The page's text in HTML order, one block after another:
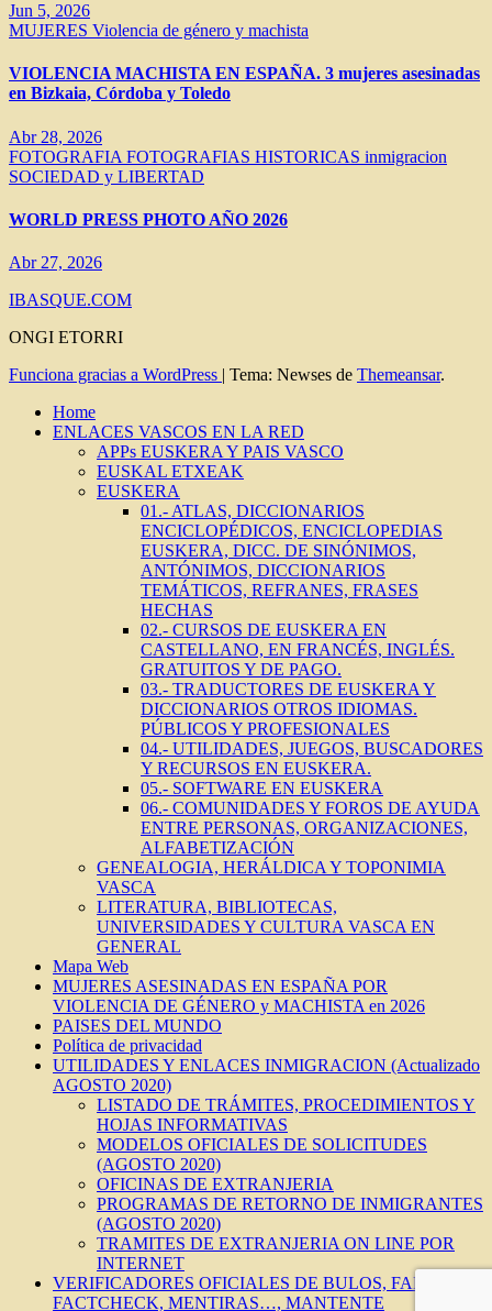
Jun 5, 2026
MUJERES Violencia de género y machista
VIOLENCIA MACHISTA EN ESPAÑA. 3 mujeres asesinadas
en Bizkaia, Córdoba y Toledo
Abr 28, 2026
FOTOGRAFIA FOTOGRAFIAS HISTORICAS inmigracion
SOCIEDAD y LIBERTAD
WORLD PRESS PHOTO AÑO 2026
Abr 27, 2026
IBASQUE.COM
ONGI ETORRI
Funciona gracias a WordPress | Tema: Newses de Themeansar.
Home
ENLACES VASCOS EN LA RED
APPs EUSKERA Y PAIS VASCO
EUSKAL ETXEAK
EUSKERA
01.- ATLAS, DICCIONARIOS
ENCICLOPÉDICOS, ENCICLOPEDIAS
EUSKERA, DICC. DE SINÓNIMOS,
ANTÓNIMOS, DICCIONARIOS
TEMÁTICOS, REFRANES, FRASES
HECHAS
02.- CURSOS DE EUSKERA EN
CASTELLANO, EN FRANCÉS, INGLÉS.
GRATUITOS Y DE PAGO.
03.- TRADUCTORES DE EUSKERA Y
DICCIONARIOS OTROS IDIOMAS.
PÚBLICOS Y PROFESIONALES
04.- UTILIDADES, JUEGOS, BUSCADORES
Y RECURSOS EN EUSKERA.
05.- SOFTWARE EN EUSKERA
06.- COMUNIDADES Y FOROS DE AYUDA
ENTRE PERSONAS, ORGANIZACIONES,
ALFABETIZACIÓN
GENEALOGIA, HERÁLDICA Y TOPONIMIA
VASCA
LITERATURA, BIBLIOTECAS,
UNIVERSIDADES Y CULTURA VASCA EN
GENERAL
Mapa Web
MUJERES ASESINADAS EN ESPAÑA POR
VIOLENCIA DE GÉNERO y MACHISTA en 2026
PAISES DEL MUNDO
Política de privacidad
UTILIDADES Y ENLACES INMIGRACION (Actualizado
AGOSTO 2020)
LISTADO DE TRÁMITES, PROCEDIMIENTOS Y
HOJAS INFORMATIVAS
MODELOS OFICIALES DE SOLICITUDES
(AGOSTO 2020)
OFICINAS DE EXTRANJERIA
PROGRAMAS DE RETORNO DE INMIGRANTES
(AGOSTO 2020)
TRAMITES DE EXTRANJERIA ON LINE POR
INTERNET
VERIFICADORES OFICIALES DE BULOS, FAKES,
FACTCHECK, MENTIRAS…, MANTENTE